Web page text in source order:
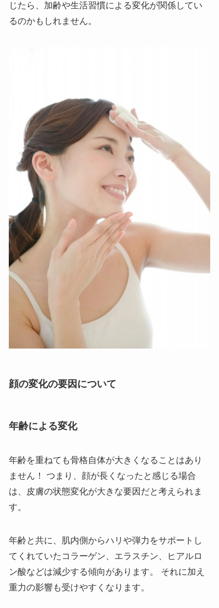
じたら、加齢や生活習慣による変化が関係してい
るのかもしれません。
顔の変化の要因について
年齢による変化
年齢を重ねても骨格自体が大きくなることはあり
ません！ つまり、顔が長くなったと感じる場合
は、皮膚の状態変化が大きな要因だと考えられま
す。
年齢と共に、肌内側からハリや弾力をサポートし
てくれていたコラーゲン、エラスチン、ヒアルロ
ン酸などは減少する傾向があります。 それに加え
重力の影響も受けやすくなります。